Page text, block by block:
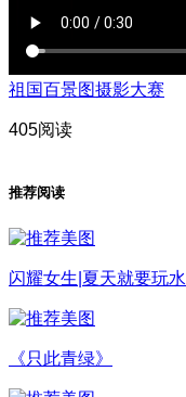
祖国百景图摄影大赛
405阅读
推荐阅读
闪耀女生|夏天就要玩水
《只此青绿》